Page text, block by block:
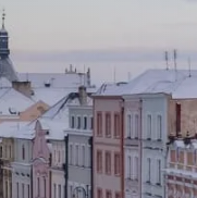
ス
ランド
ェーデン
ビア
ヴェニア
6
10 11 12 13
17 18 20
24 25 26 27